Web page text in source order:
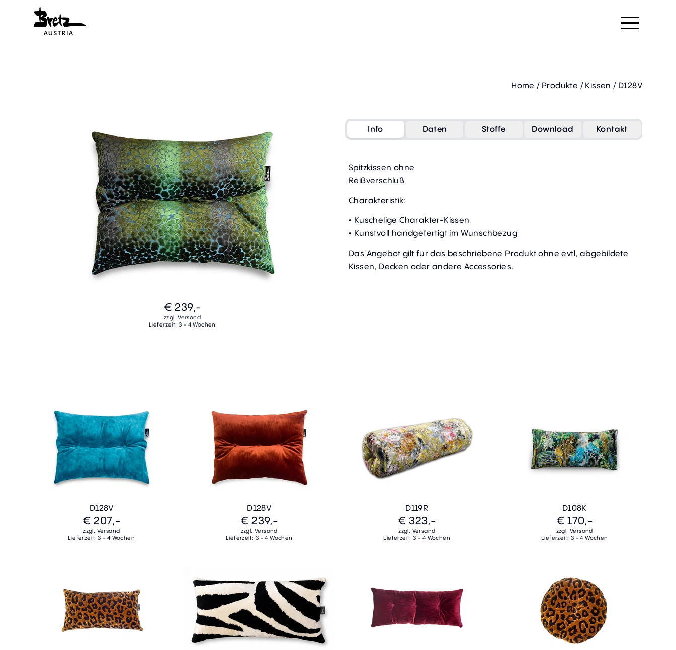
Home / Produkte / Kissen / D128V
€ 239,-
zzgl. Versand
Lieferzeit: 3 - 4 Wochen
Info Daten Stoffe Download Kontakt
Spitzkissen ohne
Reißverschluß
Charakteristik:
• Kuschelige Charakter-Kissen
• Kunstvoll handgefertigt im Wunschbezug
Das Angebot gilt für das beschriebene Produkt ohne evtl, abgebildete
Kissen, Decken oder andere Accessories.
D128V
€ 207,-
zzgl. Versand
Lieferzeit: 3 - 4 Wochen
D128V
€ 239,-
zzgl. Versand
Lieferzeit: 3 - 4 Wochen
D119R
€ 323,-
zzgl. Versand
Lieferzeit: 3 - 4 Wochen
D108K
€ 170,-
zzgl. Versand
Lieferzeit: 3 - 4 Wochen